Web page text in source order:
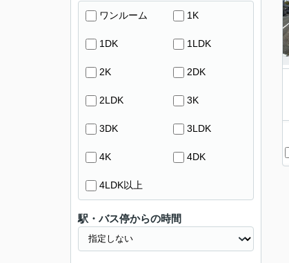
ワンルーム 1K
1DK 1LDK
2K 2DK
2LDK 3K
3DK 3LDK
4K 4DK
4LDK以上
駅・バス停からの時間